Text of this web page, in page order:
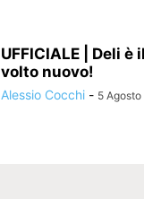
UFFICIALE | Deli è
volto nuovo!
Alessio Cocchi - 5